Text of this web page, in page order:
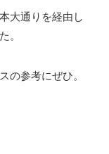
大通りを経由し
。
の参考にぜひ。